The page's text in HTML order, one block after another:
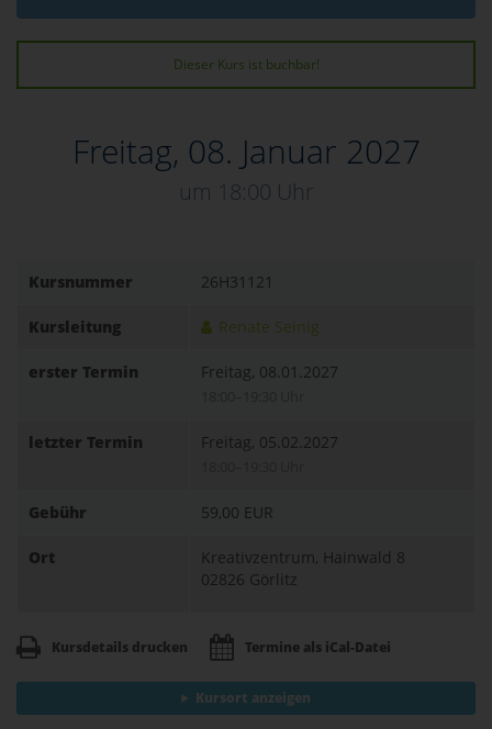
Dieser Kurs ist buchbar!
Freitag, 08. Januar 2027
um 18:00 Uhr
Kursnummer 26H31121
Kursleitung Renate Seinig
erster Termin Freitag, 08.01.2027
letzter Termin Freitag, 05.02.2027
Gebühr 59,00 EUR
Ort
Kreativzentrum, Hainwald 8
02826 Görlitz
Kursdetails drucken Termine als iCal-Datei
Kursort anzeigen